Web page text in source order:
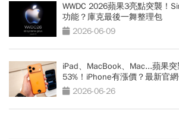
WWDC 2026蘋果3亮點突襲！
功能？庫克最後一舞整理包
2026-06-09
iPad、MacBook、Mac...蘋果
53%！iPhone有漲價？最新官
2026-06-26